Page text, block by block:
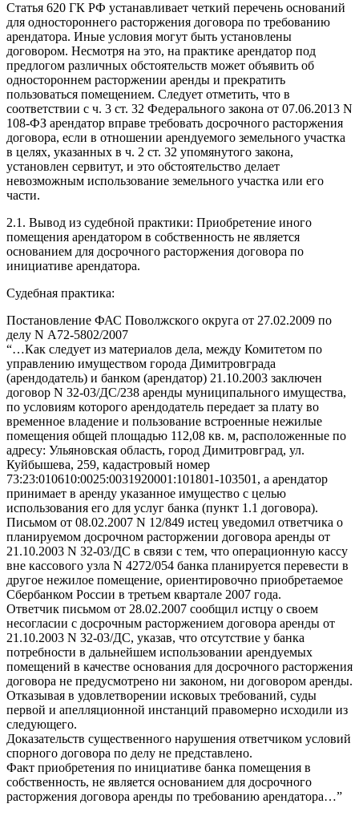
Статья 620 ГК РФ устанавливает четкий перечень оснований
для одностороннего расторжения договора по требованию
арендатора. Иные условия могут быть установлены
договором. Несмотря на это, на практике арендатор под
предлогом различных обстоятельств может объявить об
одностороннем расторжении аренды и прекратить
пользоваться помещением. Следует отметить, что в
соответствии с ч. 3 ст. 32 Федерального закона от 07.06.2013 N
108-ФЗ арендатор вправе требовать досрочного расторжения
договора, если в отношении арендуемого земельного участка
в целях, указанных в ч. 2 ст. 32 упомянутого закона,
установлен сервитут, и это обстоятельство делает
невозможным использование земельного участка или его
части.
2.1. Вывод из судебной практики: Приобретение иного
помещения арендатором в собственность не является
основанием для досрочного расторжения договора по
инициативе арендатора.
Судебная практика:
Постановление ФАС Поволжского округа от 27.02.2009 по
делу N А72-5802/2007
“…Как следует из материалов дела, между Комитетом по
управлению имуществом города Димитровграда
(арендодатель) и банком (арендатор) 21.10.2003 заключен
договор N 32-03/ДС/238 аренды муниципального имущества,
по условиям которого арендодатель передает за плату во
временное владение и пользование встроенные нежилые
помещения общей площадью 112,08 кв. м, расположенные по
адресу: Ульяновская область, город Димитровград, ул.
Куйбышева, 259, кадастровый номер
73:23:010610:0025:0031920001:101801-103501, а арендатор
принимает в аренду указанное имущество с целью
использования его для услуг банка (пункт 1.1 договора).
Письмом от 08.02.2007 N 12/849 истец уведомил ответчика о
планируемом досрочном расторжении договора аренды от
21.10.2003 N 32-03/ДС в связи с тем, что операционную кассу
вне кассового узла N 4272/054 банка планируется перевести в
другое нежилое помещение, ориентировочно приобретаемое
Сбербанком России в третьем квартале 2007 года.
Ответчик письмом от 28.02.2007 сообщил истцу о своем
несогласии с досрочным расторжением договора аренды от
21.10.2003 N 32-03/ДС, указав, что отсутствие у банка
потребности в дальнейшем использовании арендуемых
помещений в качестве основания для досрочного расторжения
договора не предусмотрено ни законом, ни договором аренды.
Отказывая в удовлетворении исковых требований, суды
первой и апелляционной инстанций правомерно исходили из
следующего.
Доказательств существенного нарушения ответчиком условий
спорного договора по делу не представлено.
Факт приобретения по инициативе банка помещения в
собственность, не является основанием для досрочного
расторжения договора аренды по требованию арендатора…”